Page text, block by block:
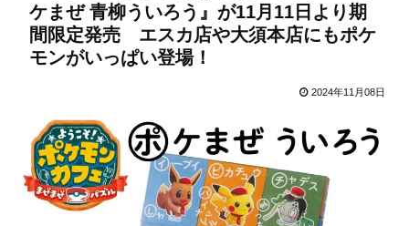
ケまぜ 青柳ういろう』が11月11日より期
間限定発売 エスカ店や大須本店にもポケ
モンがいっぱい登場！
2024年11月08日